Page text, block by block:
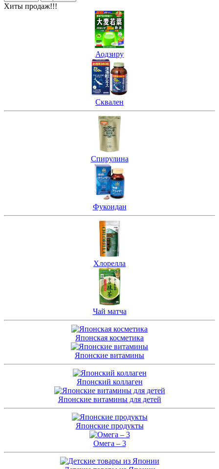
Хиты продаж!!!
Аодзиру
Сквален
Спирулина
Фукоидан
Хлорелла
Чай матча
Японская косметика
Японские витамины
Японский коллаген
Японские витамины для детей
Японские продукты
Омега – 3